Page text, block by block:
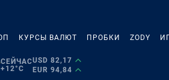
КУРСЫ ВАЛЮТ ПРОБКИ ZODY
СЕЙЧАС
+12°C
USD 82,17
EUR 94,84